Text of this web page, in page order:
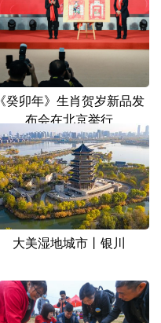
Français
日本語 한국어
《癸卯年》生肖贺岁新品发
布会在北京举行
大美湿地城市丨银川